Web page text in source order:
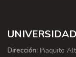
Dirección: Iñaquito